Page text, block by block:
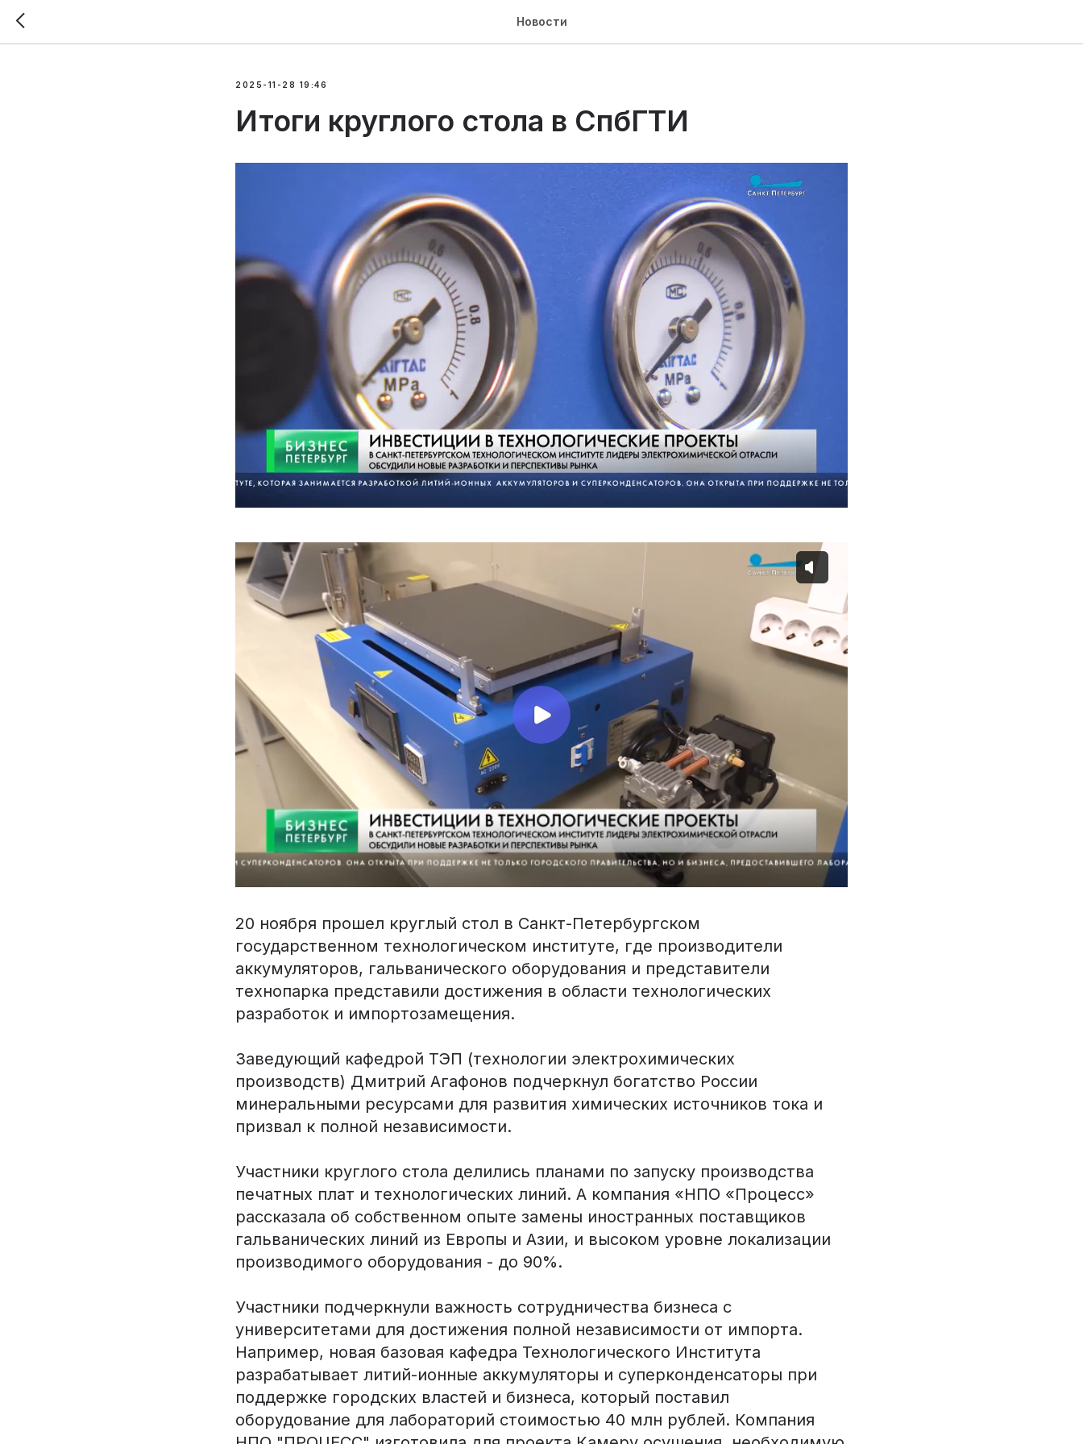
Новости
2025-11-28 19:46
Итоги круглого стола в СпбГТИ
20 ноября прошел круглый стол в Санкт-Петербургском
государственном технологическом институте, где производители
аккумуляторов, гальванического оборудования и представители
технопарка представили достижения в области технологических
разработок и импортозамещения.
Заведующий кафедрой ТЭП (технологии электрохимических
производств) Дмитрий Агафонов подчеркнул богатство России
минеральными ресурсами для развития химических источников тока и
призвал к полной независимости.
Участники круглого стола делились планами по запуску производства
печатных плат и технологических линий. А компания «НПО «Процесс»
рассказала об собственном опыте замены иностранных поставщиков
гальванических линий из Европы и Азии, и высоком уровне локализации
производимого оборудования - до 90%.
Участники подчеркнули важность сотрудничества бизнеса с
университетами для достижения полной независимости от импорта.​
Например, новая базовая кафедра Технологического Института
разрабатывает литий-ионные аккумуляторы и суперконденсаторы при
поддержке городских властей и бизнеса, который поставил
оборудование для лабораторий стоимостью 40 млн рублей. Компания